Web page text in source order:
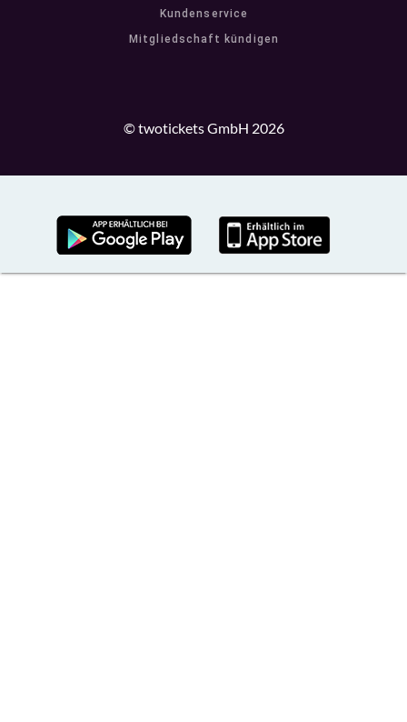
Kundenservice
Mitgliedschaft kündigen
© twotickets GmbH 2026